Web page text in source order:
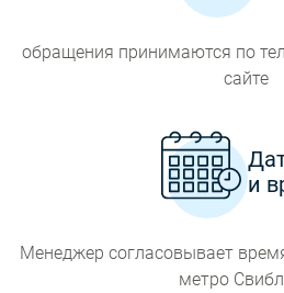
обращения принимаются по
сайте
и
Менеджер согласовывает
метро